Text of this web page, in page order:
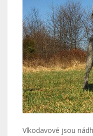
Vlkodavové jsou